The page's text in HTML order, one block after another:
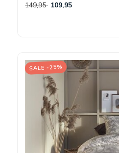
149,95 109,95
SALE -25%